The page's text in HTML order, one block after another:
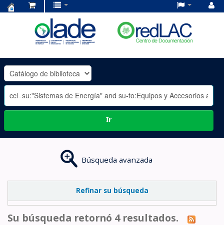
OLADE
-
Ir
Búsqueda avanzada
Refinar su búsqueda
Su búsqueda retornó 4 resultados.